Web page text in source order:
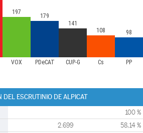
VOX PDeCAT CUP-G Cs PP
197
179
141
108
98
DEL ESCRUTINIO DE ALPICAT
100 %
2.699 58,14 %